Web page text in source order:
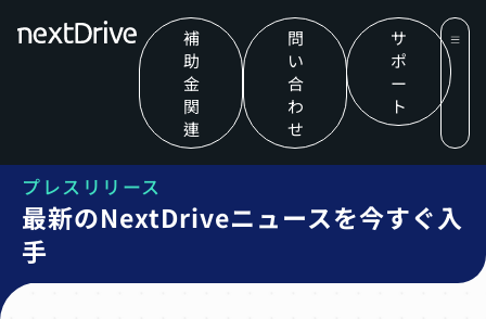
補
助
金
関
連
問
い
合
わ
せ
サ
ポ
ー
ト
プレスリリース
最新のNextDriveニュースを今すぐ入
手